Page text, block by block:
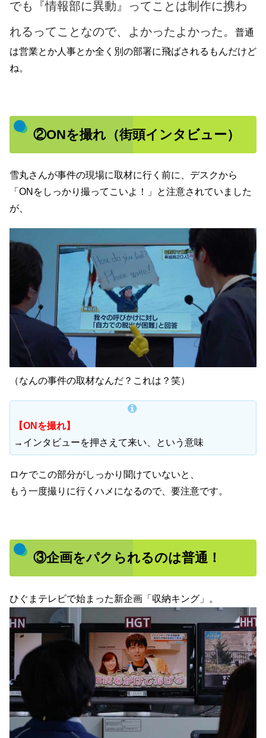
でも『情報部に異動』ってことは制作に携わ
れるってことなので、よかったよかった。
普通
は営業とか人事とか全く別の部署に飛ばされるもんだけど
ね。
②ONを撮れ（街頭インタビュー）
雪丸さんが事件の現場に取材に行く前に、デスクから
「ONをしっかり撮ってこいよ！」と注意されていました
が、
（なんの事件の取材なんだ？これは？笑）
【ON を撮れ】
→インタビューを押さえて来い、という意味
ロケでこの部分がしっかり聞けていないと、
もう一度撮りに行くハメになるので、要注意です。
③企画をパクられるのは普通！
ひぐまテレビで始まった新企画「収納キング」。